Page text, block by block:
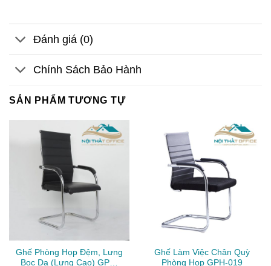
Đánh giá (0)
Chính Sách Bảo Hành
SẢN PHẨM TƯƠNG TỰ
Ghế Phòng Họp Đệm, Lưng
Bọc Da (Lưng Cao) GPH-
Ghế Làm Việc Chân Quỳ
Phòng Họp GPH-019